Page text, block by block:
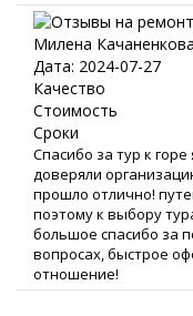
Милена Качаненкова
Дата: 2024-07-27
Качество
Стоимость
Сроки
Спасибо за тур к
доверяли
прошло отлично!
поэтому к выбору
большое спасибо за
вопросах, быстрое
отношение!